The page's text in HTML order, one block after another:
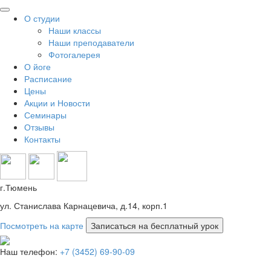
О студии
Наши классы
Наши преподаватели
Фотогалерея
О йоге
Расписание
Цены
Акции и Новости
Семинары
Отзывы
Контакты
г.Тюмень
ул. Станислава Карнацевича, д.14, корп.1
Посмотреть на карте
Наш телефон: +7 (3452) 69-90-09